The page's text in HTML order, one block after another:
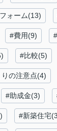
ォーム(13)
#費用(9)
#比較(5)
の注意点(4)
#助成金(3)
#新築住宅